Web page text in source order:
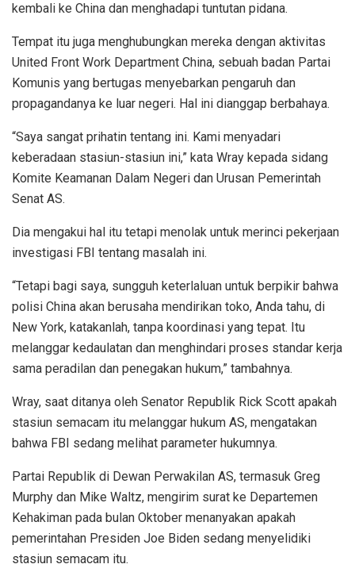
kembali ke China dan menghadapi tuntutan pidana.
Tempat itu juga menghubungkan mereka dengan aktivitas
United Front Work Department China, sebuah badan Partai
Komunis yang bertugas menyebarkan pengaruh dan
propagandanya ke luar negeri. Hal ini dianggap berbahaya.
“Saya sangat prihatin tentang ini. Kami menyadari
keberadaan stasiun-stasiun ini,” kata Wray kepada sidang
Komite Keamanan Dalam Negeri dan Urusan Pemerintah
Senat AS.
Dia mengakui hal itu tetapi menolak untuk merinci pekerjaan
investigasi FBI tentang masalah ini.
“Tetapi bagi saya, sungguh keterlaluan untuk berpikir bahwa
polisi China akan berusaha mendirikan toko, Anda tahu, di
New York, katakanlah, tanpa koordinasi yang tepat. Itu
melanggar kedaulatan dan menghindari proses standar kerja
sama peradilan dan penegakan hukum,” tambahnya.
Wray, saat ditanya oleh Senator Republik Rick Scott apakah
stasiun semacam itu melanggar hukum AS, mengatakan
bahwa FBI sedang melihat parameter hukumnya.
Partai Republik di Dewan Perwakilan AS, termasuk Greg
Murphy dan Mike Waltz, mengirim surat ke Departemen
Kehakiman pada bulan Oktober menanyakan apakah
pemerintahan Presiden Joe Biden sedang menyelidiki
stasiun semacam itu.